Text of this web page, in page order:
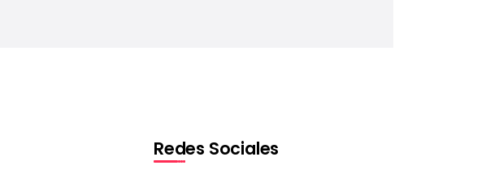
Redes Sociales